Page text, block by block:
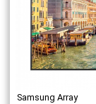
Samsung Array